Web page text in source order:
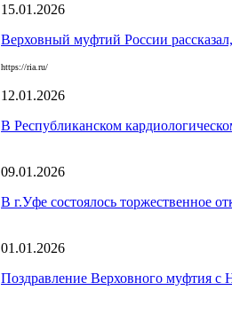
15.01.2026
Верховный муфтий России
https://ria.ru/
12.01.2026
В Республиканском
09.01.2026
В г.Уфе состоялось торжественное
01.01.2026
Поздравление Верховного муфтия с